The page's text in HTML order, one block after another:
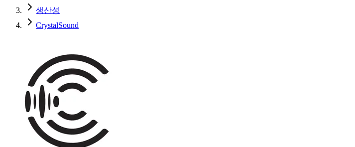
생산성
CrystalSound